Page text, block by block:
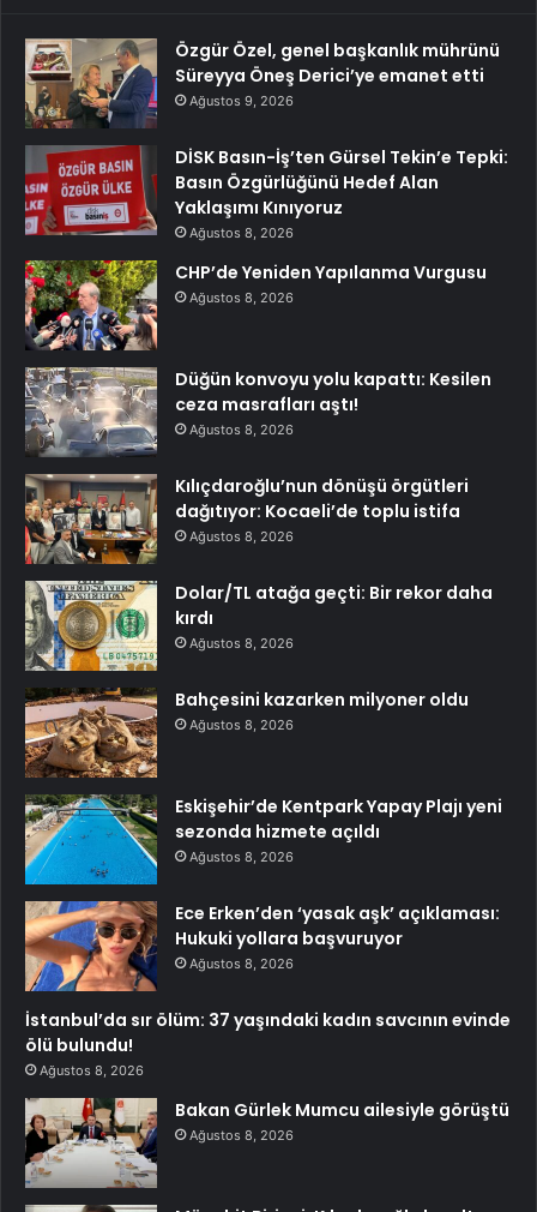
Özgür Özel, genel başkanlık mührünü
Süreyya Öneş Derici’ye emanet etti
Ağustos 9, 2026
DİSK Basın-İş’ten Gürsel Tekin’e Tepki:
Basın Özgürlüğünü Hedef Alan
Yaklaşımı Kınıyoruz
Ağustos 8, 2026
CHP’de Yeniden Yapılanma Vurgusu
Ağustos 8, 2026
Düğün konvoyu yolu kapattı: Kesilen
ceza masrafları aştı!
Ağustos 8, 2026
Kılıçdaroğlu’nun dönüşü örgütleri
dağıtıyor: Kocaeli’de toplu istifa
Ağustos 8, 2026
Dolar/TL atağa geçti: Bir rekor daha
kırdı
Ağustos 8, 2026
Bahçesini kazarken milyoner oldu
Ağustos 8, 2026
Eskişehir’de Kentpark Yapay Plajı yeni
sezonda hizmete açıldı
Ağustos 8, 2026
Ece Erken’den ‘yasak aşk’ açıklaması:
Hukuki yollara başvuruyor
Ağustos 8, 2026
İstanbul’da sır ölüm: 37 yaşındaki kadın savcının evinde
ölü bulundu!
Ağustos 8, 2026
Bakan Gürlek Mumcu ailesiyle görüştü
Ağustos 8, 2026